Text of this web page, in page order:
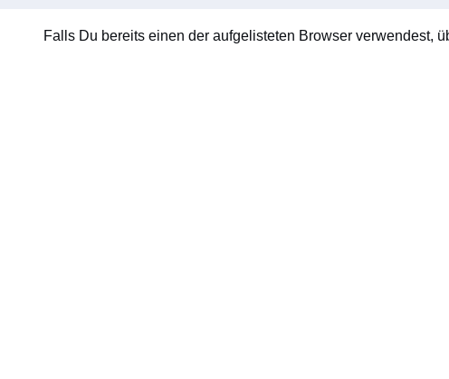
Falls Du bereits einen der aufgelisteten Browser verwendest,